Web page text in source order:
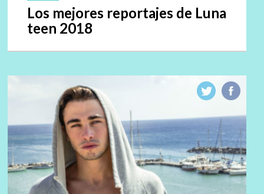
Los mejores reportajes de Luna
teen 2018